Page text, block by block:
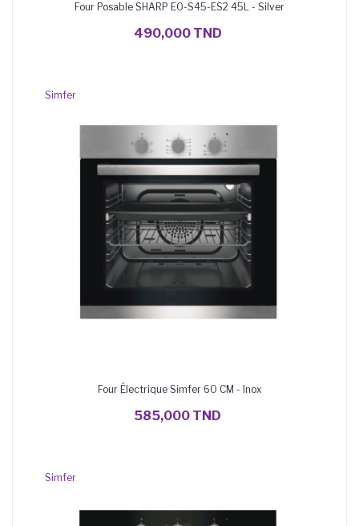
Four Posable SHARP EO-S45-ES2 45L - Silver
490,000 TND
Simfer
Four Électrique Simfer 60 CM - Inox
585,000 TND
Simfer